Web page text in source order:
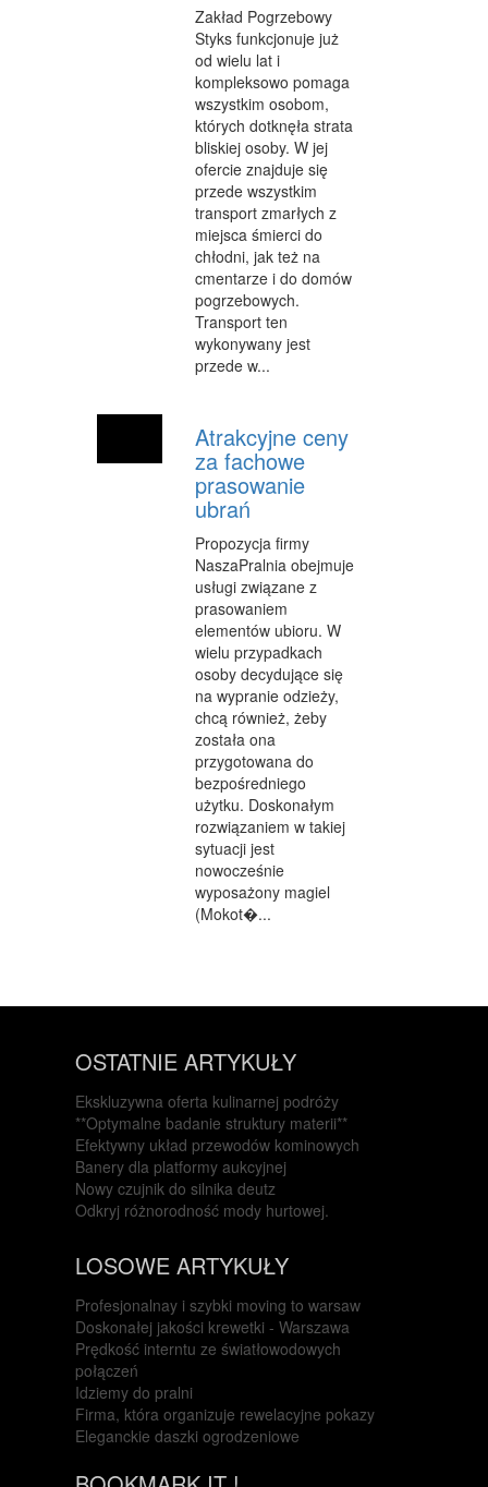
Zakład Pogrzebowy
Styks funkcjonuje już
od wielu lat i
kompleksowo pomaga
wszystkim osobom,
których dotknęła strata
bliskiej osoby. W jej
ofercie znajduje się
przede wszystkim
transport zmarłych z
miejsca śmierci do
chłodni, jak też na
cmentarze i do domów
pogrzebowych.
Transport ten
wykonywany jest
przede w...
Atrakcyjne ceny
za fachowe
prasowanie
ubrań
Propozycja firmy
NaszaPralnia obejmuje
usługi związane z
prasowaniem
elementów ubioru. W
wielu przypadkach
osoby decydujące się
na wypranie odzieży,
chcą również, żeby
została ona
przygotowana do
bezpośredniego
użytku. Doskonałym
rozwiązaniem w takiej
sytuacji jest
nowocześnie
wyposażony magiel
(Mokot�...
OSTATNIE ARTYKUŁY
Ekskluzywna oferta kulinarnej podróży
**Optymalne badanie struktury materii**
Efektywny układ przewodów kominowych
Banery dla platformy aukcyjnej
Nowy czujnik do silnika deutz
Odkryj różnorodność mody hurtowej.
LOSOWE ARTYKUŁY
Profesjonalnay i szybki moving to warsaw
Doskonałej jakości krewetki - Warszawa
Prędkość interntu ze światłowodowych
połączeń
Idziemy do pralni
Firma, która organizuje rewelacyjne pokazy
Eleganckie daszki ogrodzeniowe